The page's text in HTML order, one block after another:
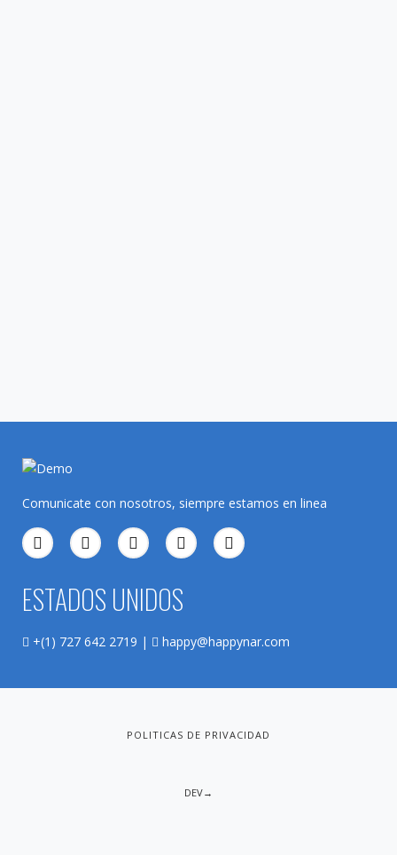
Comunicate con nosotros, siempre estamos en linea
ESTADOS UNIDOS
+(1) 727 642 2719 | happy@happynar.com
POLITICAS DE PRIVACIDAD
DEV→